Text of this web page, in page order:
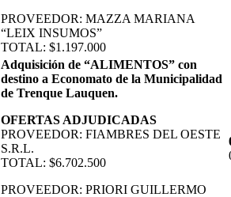
PROVEEDOR: MAZZA MARIANA
“LEIX INSUMOS”
TOTAL: $1.197.000
Adquisición de “ALIMENTOS” con
destino a Economato de la Municipalidad
de Trenque Lauquen.
OFERTAS ADJUDICADAS
PROVEEDOR: FIAMBRES DEL OESTE
S.R.L.
TOTAL: $6.702.500
PROVEEDOR: PRIORI GUILLERMO